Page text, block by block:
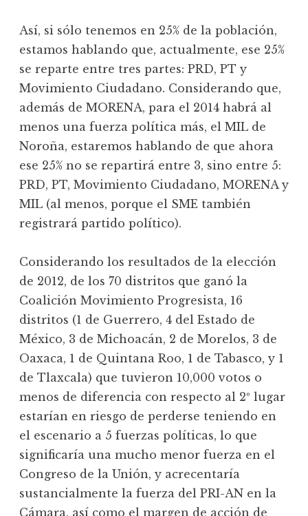
Así, si sólo tenemos en 25% de la población,
estamos hablando que, actualmente, ese 25%
se reparte entre tres partes: PRD, PT y
Movimiento Ciudadano. Considerando que,
además de MORENA, para el 2014 habrá al
menos una fuerza política más, el MIL de
Noroña, estaremos hablando de que ahora
ese 25% no se repartirá entre 3, sino entre 5:
PRD, PT, Movimiento Ciudadano, MORENA y
MIL (al menos, porque el SME también
registrará partido político).
Considerando los resultados de la elección
de 2012, de los 70 distritos que ganó la
Coalición Movimiento Progresista, 16
distritos (1 de Guerrero, 4 del Estado de
México, 3 de Michoacán, 2 de Morelos, 3 de
Oaxaca, 1 de Quintana Roo, 1 de Tabasco, y 1
de Tlaxcala) que tuvieron 10,000 votos o
menos de diferencia con respecto al 2º lugar
estarían en riesgo de perderse teniendo en
el escenario a 5 fuerzas políticas, lo que
significaría una mucho menor fuerza en el
Congreso de la Unión, y acrecentaría
sustancialmente la fuerza del PRI-AN en la
Cámara, así como el margen de acción de